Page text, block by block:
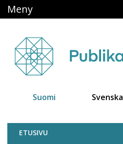
till
Main navigation
Meny
Suomi Svenska
Julkaisufoorumi
ETUSIVU